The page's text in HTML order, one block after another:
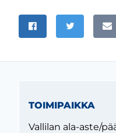
JAA SIVU
Jaa Facebookissa
Jaa
TOIMIPAIKKA
Vallilan ala-aste/